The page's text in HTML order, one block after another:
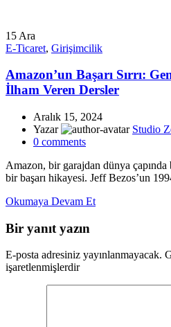
15 Ara
E-Ticaret, Girişimcilik
Amazon’un Başarı Sırrı:
İlham Veren Dersler
Aralık 15, 2024
Yazar
Studio
0 comments
Amazon, bir garajdan dünya
bir başarı hikayesi. Jeff Bezos’un
Okumaya Devam Et
Bir yanıt yazın
E-posta adresiniz yayınlanmayacak.
işaretlenmişlerdir